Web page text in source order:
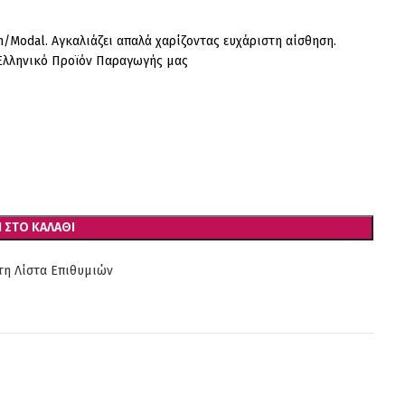
Αγκαλιάζει απαλά χαρίζοντας ευχάριστη αίσθηση.
Προϊόν Παραγωγής μας
ΚΑΛΆΘΙ
Λίστα Επιθυμιών